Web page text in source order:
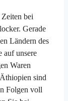
bei
Gerade
Ländern des
auf unsere
Waren
sind
Folgen voll